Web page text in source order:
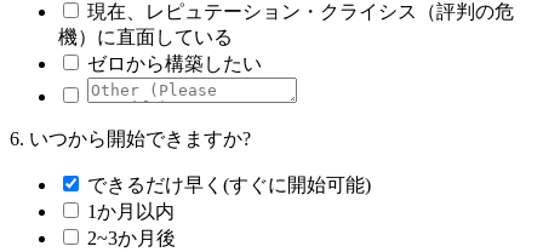
現在、レピュテーション・クライシス（評判の危
機）に直面している
ゼロから構築したい
6. いつから開始できますか?
できるだけ早く(すぐに開始可能)
1か月以内
2~3か月後